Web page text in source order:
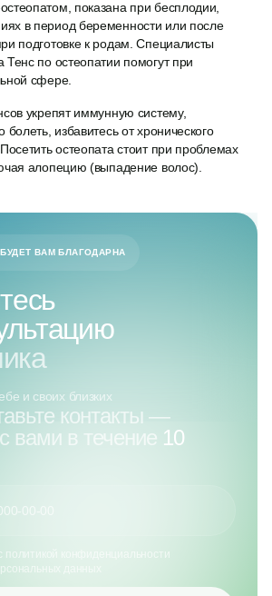
показана при бесплодии,
в период беременности или после
подготовке к родам. Специалисты
Тенс по остеопатии помогут при
сфере.
укрепят иммунную систему,
болеть, избавитесь от хронического
остеопата стоит при проблемах
алопецию (выпадение волос).
ВАМ БЛАГОДАРНА
и своих близких
контакты —
вами в течение 10
политикой конфиденциальности
данных